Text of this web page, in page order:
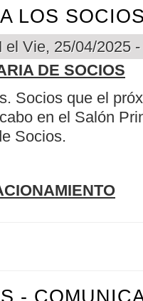
LOS
el Vie, 25/04/2025
DE SOCIOS
Socios que el
en el Salón
Socios.
-